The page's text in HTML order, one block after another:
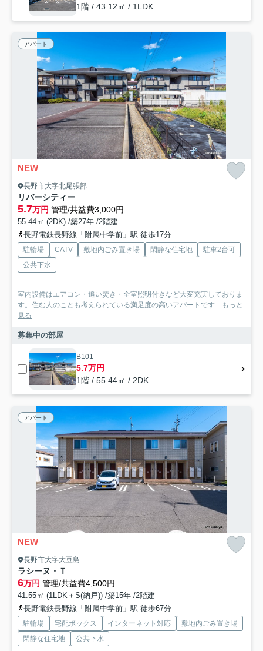
1階 / 43.12㎡ / 1LDK
アパート
NEW
長野市大字北尾張部
リバーシティー
5.7万円 管理/共益費3,000円
55.44㎡ (2DK) /築27年 /2階建
長野電鉄長野線「附属中学前」駅 徒歩17分
駐輪場 CATV 敷地内ごみ置き場 閑静な住宅地
駐車2台可
公共下水
室内設備はエアコン・追い焚き・全室照明付きなど大変充実しておりま
す。住む人のことも考えられている満足度の高いアパートです... もっと
見る
募集中の部屋
B101
5.7万円
1階 / 55.44㎡ / 2DK
アパート
NEW
長野市大字大豆島
ラシーヌ・Ｔ
6万円 管理/共益費4,500円
41.55㎡ (1LDK＋S(納戸)) /築15年 /2階建
長野電鉄長野線「附属中学前」駅 徒歩67分
駐輪場 宅配ボックス インターネット対応
敷地内ごみ置き場
閑静な住宅地
公共下水